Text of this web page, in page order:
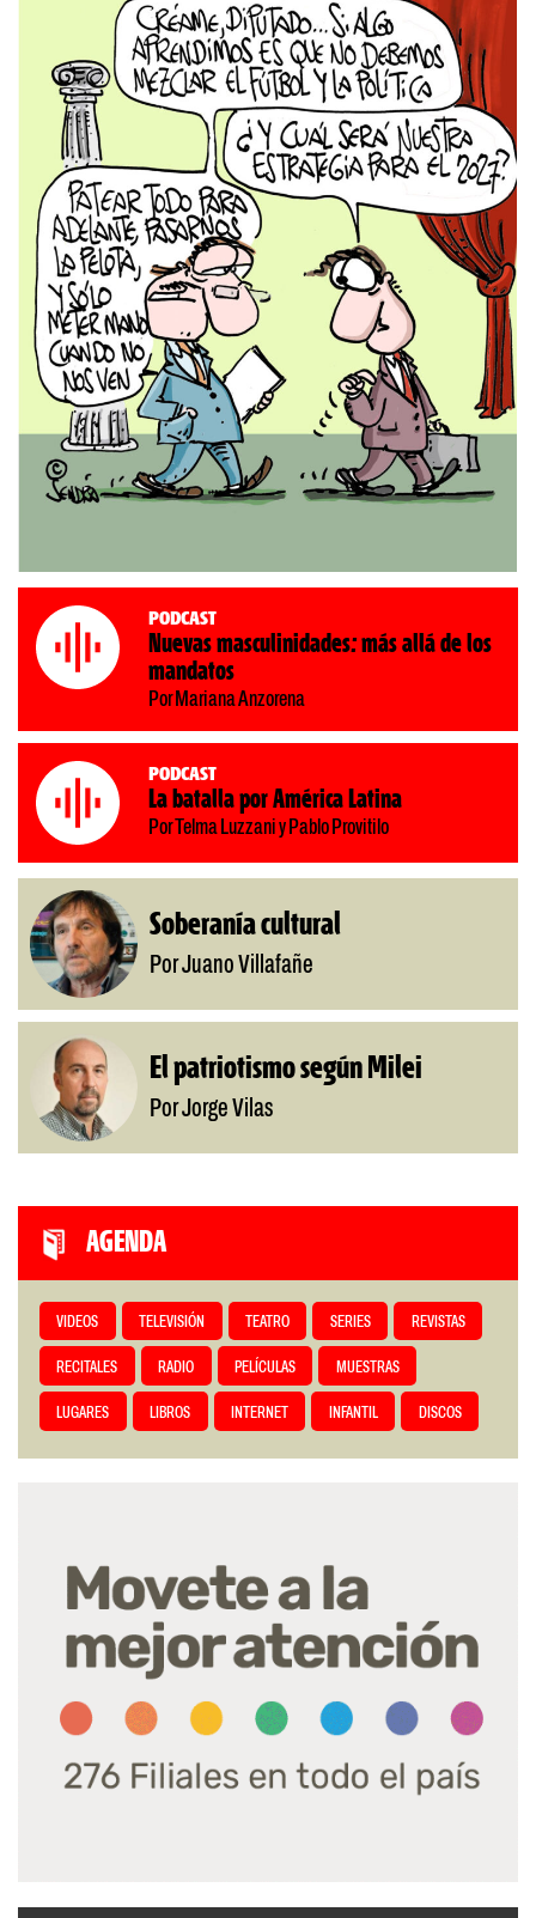
Podcast
Nuevas masculinidades: más allá de los
mandatos
Por Mariana Anzorena
Podcast
La batalla por América Latina
Por Telma Luzzani y Pablo Provitilo
Soberanía cultural
Por Juano Villafañe
El patriotismo según Milei
Por Jorge Vilas
AGENDA
VIDEOS TELEVISIÓN TEATRO SERIES REVISTAS
RECITALES RADIO PELÍCULAS MUESTRAS
LUGARES LIBROS INTERNET INFANTIL DISCOS